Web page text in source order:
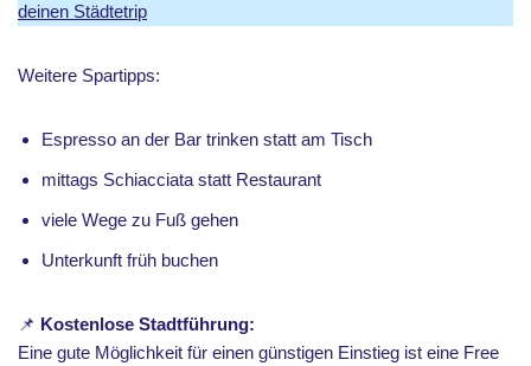
deinen Städtetrip
Weitere Spartipps:
Espresso an der Bar trinken statt am Tisch
mittags Schiacciata statt Restaurant
viele Wege zu Fuß gehen
Unterkunft früh buchen
📌 Kostenlose Stadtführung:
Eine gute Möglichkeit für einen günstigen Einstieg ist eine Free